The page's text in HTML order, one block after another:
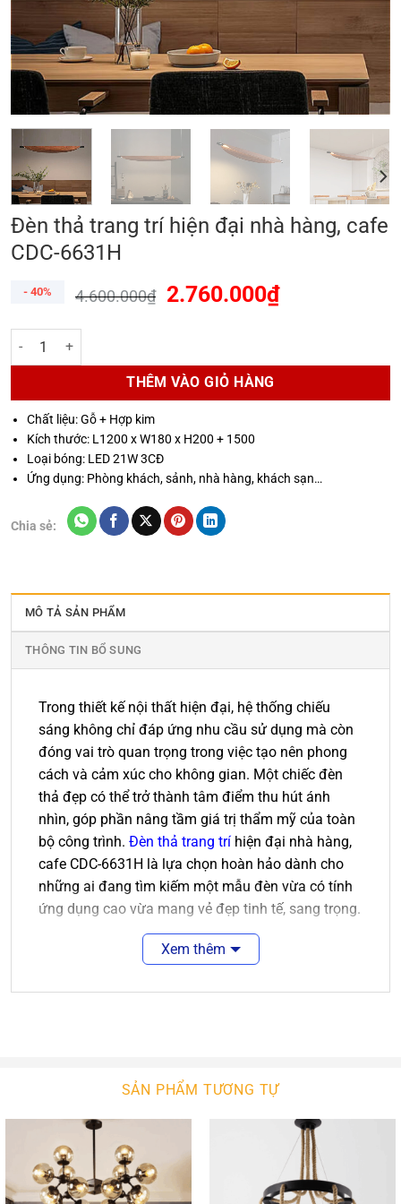
Đèn thả trang trí hiện đại nhà hàng, cafe
CDC-6631H
- 40% 4.600.000₫ 2.760.000₫
Đèn thả trang trí hiện đại nhà hàng, cafe CDC-6631H số lượng
THÊM VÀO GIỎ HÀNG
Chất liệu: Gỗ + Hợp kim
Kích thước: L1200 x W180 x H200 + 1500
Loại bóng: LED 21W 3CĐ
Ứng dụng: Phòng khách, sảnh, nhà hàng, khách sạn…
Chia sẻ:
MÔ TẢ SẢN PHẨM
THÔNG TIN BỔ SUNG
Trong thiết kế nội thất hiện đại, hệ thống chiếu
sáng không chỉ đáp ứng nhu cầu sử dụng mà còn
đóng vai trò quan trọng trong việc tạo nên phong
cách và cảm xúc cho không gian. Một chiếc đèn
thả đẹp có thể trở thành tâm điểm thu hút ánh
nhìn, góp phần nâng tầm giá trị thẩm mỹ của toàn
bộ công trình. Đèn thả trang trí hiện đại nhà hàng,
cafe CDC-6631H là lựa chọn hoàn hảo dành cho
những ai đang tìm kiếm một mẫu đèn vừa có tính
ứng dụng cao vừa mang vẻ đẹp tinh tế, sang trọng.
Thiết Kế Hiện Đại, Tối Giản Nhưng Đầy
kim cao cấp mang đến vẻ đẹp hài hòa giữa sự ấm
với nhiều phong cách kiến trúc khác nhau.
Đường nét thiết kế tinh gọn nhưng vẫn tạo được
điểm nhấn nổi bật, giúp không gian trở nên sang
Xem thêm
SẢN PHẨM TƯƠNG TỰ